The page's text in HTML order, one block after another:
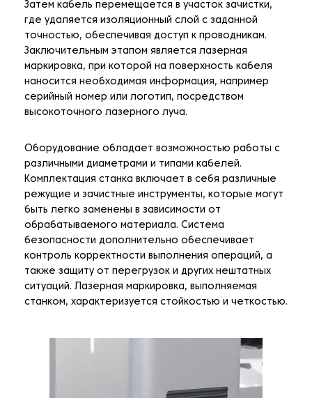
Затем кабель перемещается в участок зачистки,
где удаляется изоляционный слой с заданной
точностью, обеспечивая доступ к проводникам.
Заключительным этапом является лазерная
маркировка, при которой на поверхность кабеля
наносится необходимая информация, например
серийный номер или логотип, посредством
высокоточного лазерного луча.
Оборудование обладает возможностью работы с
различными диаметрами и типами кабелей.
Комплектация станка включает в себя различные
режущие и зачистные инструменты, которые могут
быть легко заменены в зависимости от
обрабатываемого материала. Система
безопасности дополнительно обеспечивает
контроль корректности выполнения операций, а
также защиту от перегрузок и других нештатных
ситуаций. Лазерная маркировка, выполняемая
станком, характеризуется стойкостью и четкостью.